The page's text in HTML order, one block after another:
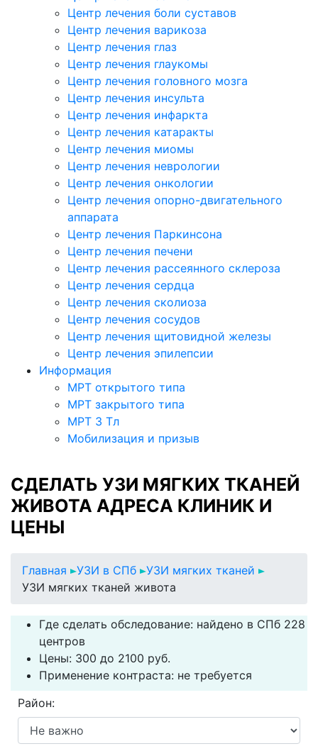
Центр лечения боли суставов
Центр лечения варикоза
Центр лечения глаз
Центр лечения глаукомы
Центр лечения головного мозга
Центр лечения инсульта
Центр лечения инфаркта
Центр лечения катаракты
Центр лечения миомы
Центр лечения неврологии
Центр лечения онкологии
Центр лечения опорно-двигательного
аппарата
Центр лечения Паркинсона
Центр лечения печени
Центр лечения рассеянного склероза
Центр лечения сердца
Центр лечения сколиоза
Центр лечения сосудов
Центр лечения щитовидной железы
Центр лечения эпилепсии
Информация
МРТ открытого типа
МРТ закрытого типа
МРТ 3 Тл
Мобилизация и призыв
СДЕЛАТЬ УЗИ МЯГКИХ ТКАНЕЙ
ЖИВОТА АДРЕСА КЛИНИК И
ЦЕНЫ
Главная УЗИ в СПб
УЗИ мягких тканей
УЗИ мягких тканей живота
Где сделать обследование: найдено в СПб 228
центров
Цены: 300 до 2100 руб.
Применение контраста: не требуется
Район: